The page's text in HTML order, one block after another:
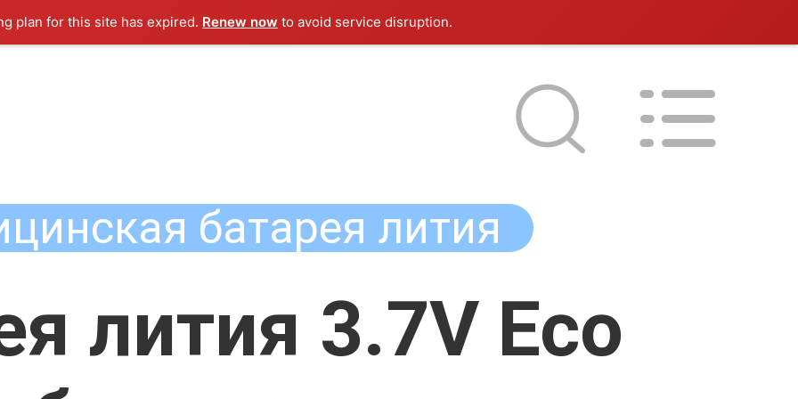
plan for this site has expired. Renew now to avoid service disruption.
батарея лития
лития 3.7V Eco